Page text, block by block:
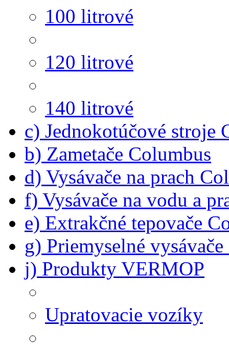
100 litrové
120 litrové
140 litrové
c) Jednokotúčové stroje
b) Zametače Columbus
d) Vysávače na prach
f) Vysávače na vodu a
e) Extrakčné tepovače
g) Priemyselné
j) Produkty VERMOP
Upratovacie vozíky